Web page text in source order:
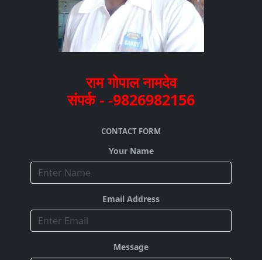
राम गोपाल नामदेव
संपर्क - -9826982156
CONTACT FORM
Your Name
Email Address
Message